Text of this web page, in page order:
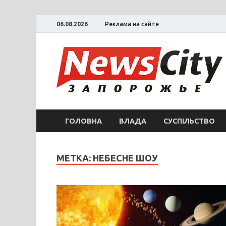
06.08.2026 Реклама на сайте
ГОЛОВНА ВЛАДА СУСПІЛЬСТВО
МЕТКА: НЕБЕСНЕ ШОУ